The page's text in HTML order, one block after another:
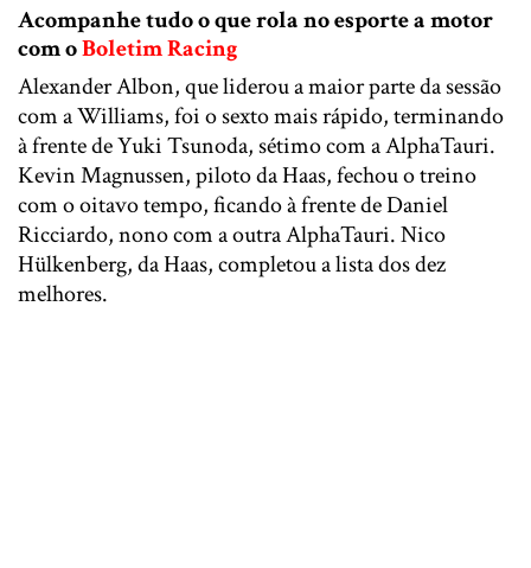
Acompanhe tudo o que rola no esporte a motor
com oBoletim Racing
Alexander Albon, que liderou a maior parte da sessão
com a Williams, foi o sexto mais rápido, terminando
à frente de Yuki Tsunoda, sétimo com a AlphaTauri.
Kevin Magnussen, piloto da Haas, fechou o treino
com o oitavo tempo, ficando à frente de Daniel
Ricciardo, nono com a outra AlphaTauri. Nico
Hülkenberg, da Haas, completou a lista dos dez
melhores.